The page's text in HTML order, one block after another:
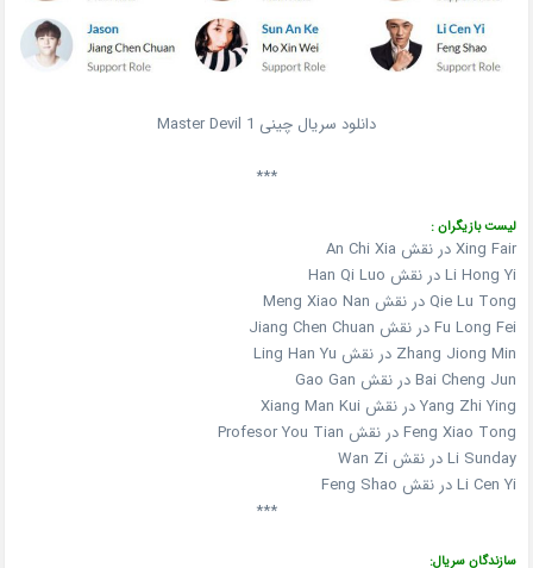
دانلود سریال چینی Master Devil 1
***
لیست بازیگران :
Xing Fair در نقش An Chi Xia
Li Hong Yi در نقش Han Qi Luo
Qie Lu Tong در نقش Meng Xiao Nan
Fu Long Fei در نقش Jiang Chen Chuan
Zhang Jiong Min در نقش Ling Han Yu
Bai Cheng Jun در نقش Gao Gan
Yang Zhi Ying در نقش Xiang Man Kui
Feng Xiao Tong در نقش Profesor You Tian
Li Sunday در نقش Wan Zi
Li Cen Yi در نقش Feng Shao
***
سازندگان سریال: